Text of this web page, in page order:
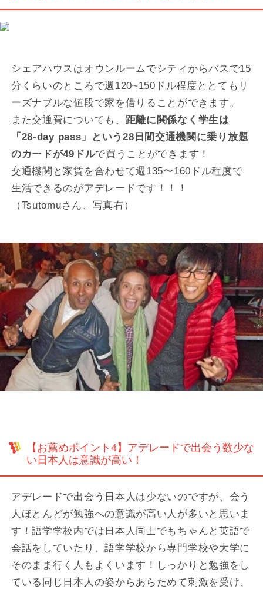
シェアハウスはオウンルームでシティからバスで15
分くらいのところで週120~150ドル程度ととてもリ
ーズナブルな値段で家を借りることができます。
また交通費についても、 距離に関係なく学生は
「28-day pass」という28日間交通機関に乗り放題
のカードが49ドルで買うことができます！
交通機関と家賃を合わせて週135〜160ドル程度で
生活できるのがアデレードです！！！
（Tsutomuさん、写真右）
【お薦めポイント4】アデレードで出会う数少な
い日本人は意識が高い！
アデレードで出会う日本人は少ないのですが、会う
人ほとんどが勉強への意識が高い人が多いと思いま
す！語学学校内では日本人同士でもちゃんと英語で
会話をしていたり、語学学校から専門学校や大学に
そのまま行く人もよくいます！しっかりと勉強をし
ている同じ日本人の姿からあらためて刺激を受け、